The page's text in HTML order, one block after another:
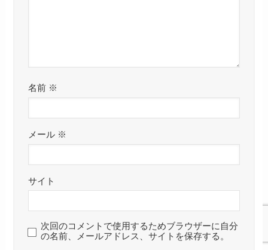
名前 ※
メール ※
サイト
次回のコメントで使用するためブラウザーに自分
の名前、メールアドレス、サイトを保存する。